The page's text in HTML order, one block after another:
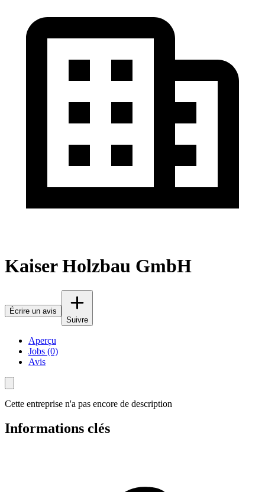
Kaiser Holzbau GmbH
Écrire un avis
Suivre
Aperçu
Jobs (0)
Avis
Cette entreprise n'a pas encore de description
Informations clés